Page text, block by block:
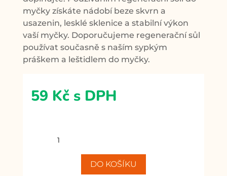
myčky získáte nádobí beze skvrn a
usazenin, lesklé sklenice a stabilní výkon
vaší myčky. Doporučujeme regenerační sůl
používat současně s naším sypkým
práškem a leštidlem do myčky.
59 Kč s DPH
produkt
DO KOŠÍKU